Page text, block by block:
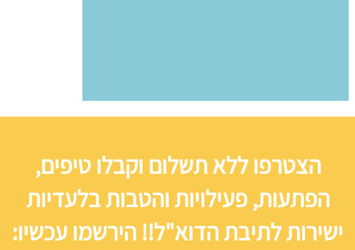
הצטרפו ללא תשלום וקבלו טיפים,
הפתעות, פעילויות והטבות בלעדיות
ישירות לתיבת הדוא"ל!! הירשמו עכשיו: